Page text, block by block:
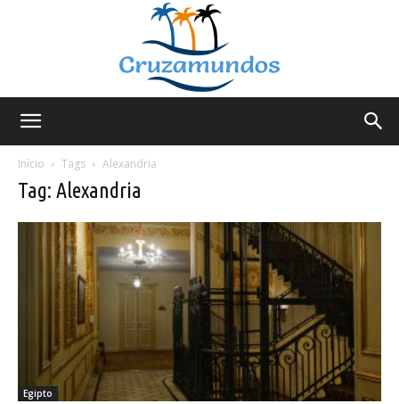
Início
Tags Alexandria
Tag: Alexandria
Egipto